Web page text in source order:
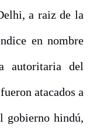
a raiz de la
en nombre
autoritaria del
atacados a
gobierno hindú,